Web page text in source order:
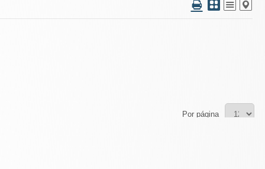
Por página